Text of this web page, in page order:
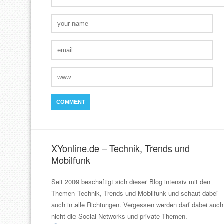
XYonline.de – Technik, Trends und
Mobilfunk
Seit 2009 beschäftigt sich dieser Blog intensiv mit den
Themen Technik, Trends und Mobilfunk und schaut dabei
auch in alle Richtungen. Vergessen werden darf dabei auch
nicht die Social Networks und private Themen.